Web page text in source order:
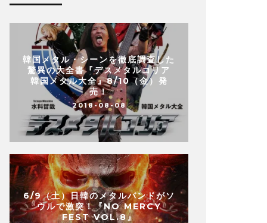
韓国メタル・シーンを徹底調査した
驚異の大全書『デスメタルコリア
韓国メタル大全』8/10（金）発
売！
2018-08-08
6/9（土）日韓のメタルバンドがソ
ウルで激突！『NO MERCY
FEST VOL.8』